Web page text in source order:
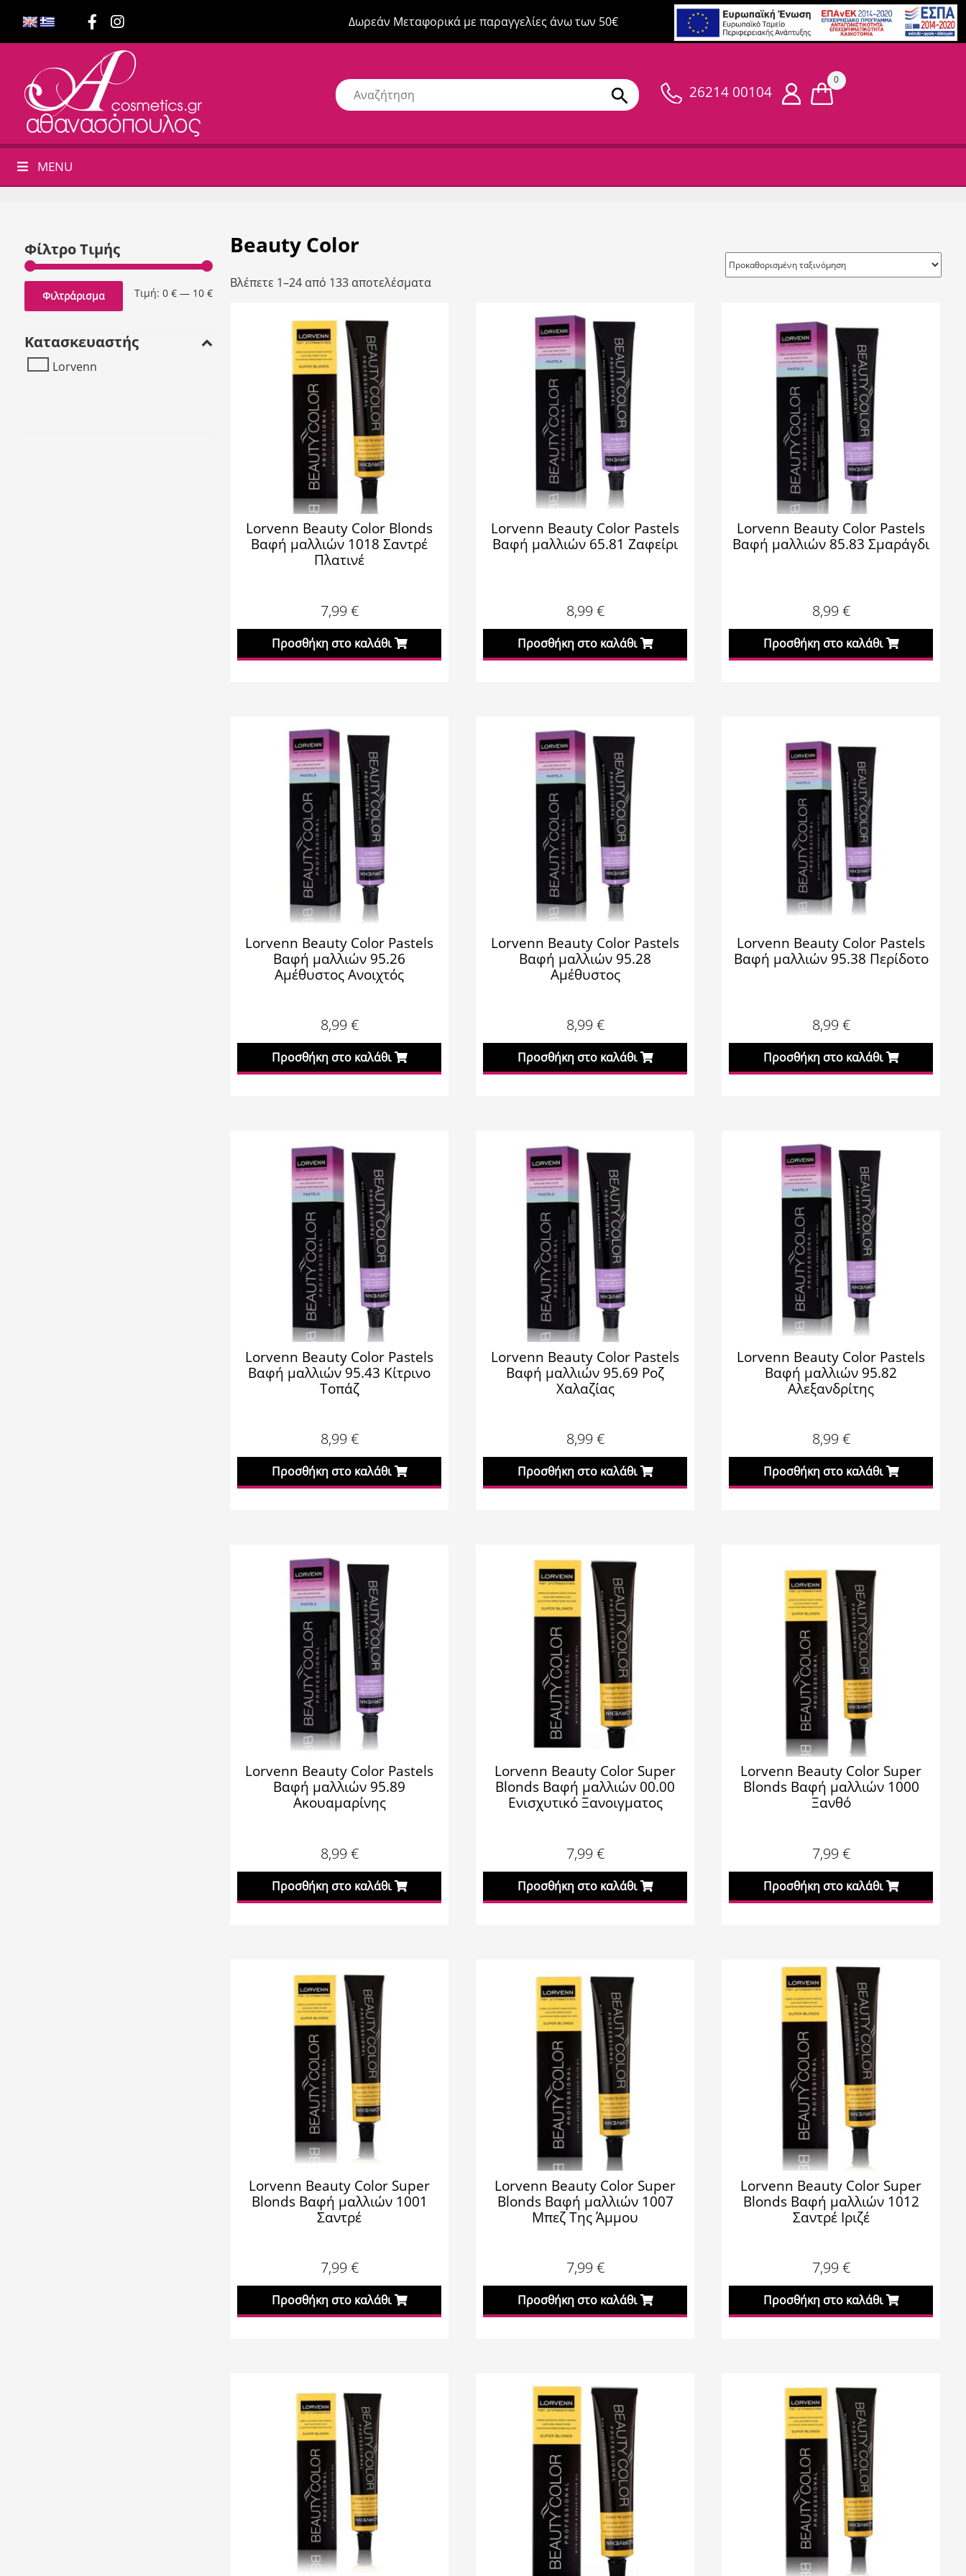
Δωρεάν Μεταφορικά με παραγγελίες άνω των 50€
26214 00104
0
MENU
Φίλτρο Τιμής
Ελάχιστη
Μέγιστη
Φιλτράρισμα Τιμή: 0 € — 10 €
Κατασκευαστής
Lorvenn
Beauty Color
Βλέπετε 1–24 από 133 αποτελέσματα
Lorvenn Beauty Color Blonds
Βαφή μαλλιών 1018 Σαντρέ
Πλατινέ
7,99 €
Προσθήκη στο καλάθι
Lorvenn Beauty Color Pastels
Βαφή μαλλιών 65.81 Ζαφείρι
8,99 €
Προσθήκη στο καλάθι
Lorvenn Beauty Color Pastels
Βαφή μαλλιών 85.83 Σμαράγδι
8,99 €
Προσθήκη στο καλάθι
Lorvenn Beauty Color Pastels
Βαφή μαλλιών 95.26
Αμέθυστος Ανοιχτός
8,99 €
Προσθήκη στο καλάθι
Lorvenn Beauty Color Pastels
Βαφή μαλλιών 95.28
Αμέθυστος
8,99 €
Προσθήκη στο καλάθι
Lorvenn Beauty Color Pastels
Βαφή μαλλιών 95.38 Περίδοτο
8,99 €
Προσθήκη στο καλάθι
Lorvenn Beauty Color Pastels
Βαφή μαλλιών 95.43 Κίτρινο
Τοπάζ
8,99 €
Προσθήκη στο καλάθι
Lorvenn Beauty Color Pastels
Βαφή μαλλιών 95.69 Ροζ
Χαλαζίας
8,99 €
Προσθήκη στο καλάθι
Lorvenn Beauty Color Pastels
Βαφή μαλλιών 95.82
Αλεξανδρίτης
8,99 €
Προσθήκη στο καλάθι
Lorvenn Beauty Color Pastels
Βαφή μαλλιών 95.89
Ακουαμαρίνης
8,99 €
Προσθήκη στο καλάθι
Lorvenn Beauty Color Super
Blonds Βαφή μαλλιών 00.00
Ενισχυτικό Ξανοιγματος
7,99 €
Προσθήκη στο καλάθι
Lorvenn Beauty Color Super
Blonds Βαφή μαλλιών 1000
Ξανθό
7,99 €
Προσθήκη στο καλάθι
Lorvenn Beauty Color Super
Blonds Βαφή μαλλιών 1001
Σαντρέ
7,99 €
Προσθήκη στο καλάθι
Lorvenn Beauty Color Super
Blonds Βαφή μαλλιών 1007
Μπεζ Της Άμμου
7,99 €
Προσθήκη στο καλάθι
Lorvenn Beauty Color Super
Blonds Βαφή μαλλιών 1012
Σαντρέ Ιριζέ
7,99 €
Προσθήκη στο καλάθι